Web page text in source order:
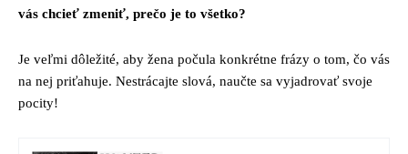
vás chcieť zmeniť, prečo je to všetko?
Je veľmi dôležité, aby žena počula konkrétne frázy o tom, čo vás
na nej priťahuje. Nestrácajte slová, naučte sa vyjadrovať svoje
pocity!